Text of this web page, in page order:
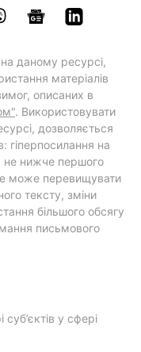
на даному ресурсі,
матеріалів
описаних в
. Використовувати
дозволяється
гіперпосилання на
не нижче першого
може перевищувати
тексту, зміни
більшого обсягу
письмового
у сфері